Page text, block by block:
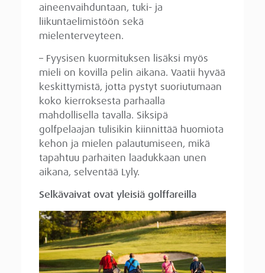
aineenvaihduntaan, tuki- ja
liikuntaelimistöön sekä
mielenterveyteen.
– Fyysisen kuormituksen lisäksi myös
mieli on kovilla pelin aikana. Vaatii hyvää
keskittymistä, jotta pystyt suoriutumaan
koko kierroksesta parhaalla
mahdollisella tavalla. Siksipä
golfpelaajan tulisikin kiinnittää huomiota
kehon ja mielen palautumiseen, mikä
tapahtuu parhaiten laadukkaan unen
aikana, selventää Lyly.
Selkävaivat ovat yleisiä golffareilla